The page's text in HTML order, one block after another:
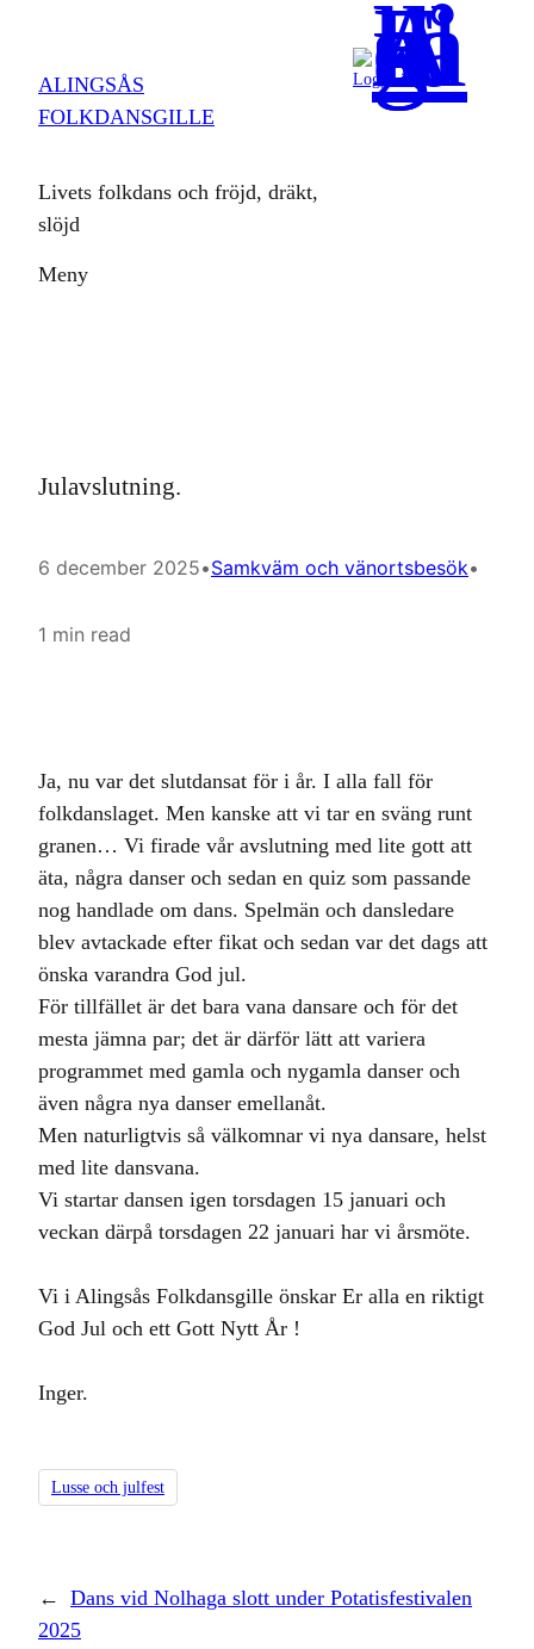
innehåll
ALINGSÅS
FOLKDANSGILLE
Livets folkdans och fröjd, dräkt,
slöjd
Meny
Logga in
Julavslutning.
6 december 2025•Samkväm och vänortsbesök•
1 min read
Ja, nu var det slutdansat för i år. I alla fall för
folkdanslaget. Men kanske att vi tar en sväng runt
granen… Vi firade vår avslutning med lite gott att
äta, några danser och sedan en quiz som passande
nog handlade om dans. Spelmän och dansledare
blev avtackade efter fikat och sedan var det dags att
önska varandra God jul.
För tillfället är det bara vana dansare och för det
mesta jämna par; det är därför lätt att variera
programmet med gamla och nygamla danser och
även några nya danser emellanåt.
Men naturligtvis så välkomnar vi nya dansare, helst
med lite dansvana.
Vi startar dansen igen torsdagen 15 januari och
veckan därpå torsdagen 22 januari har vi årsmöte.
Vi i Alingsås Folkdansgille önskar Er alla en riktigt
God Jul och ett Gott Nytt År !
Inger.
Lusse och julfest
← Dans vid Nolhaga slott under Potatisfestivalen
2025